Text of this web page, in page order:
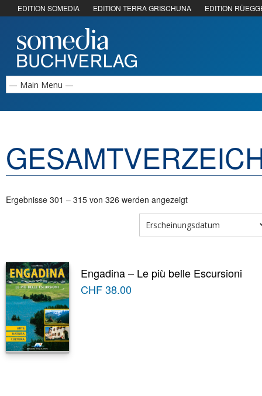
EDITION SOMEDIA EDITION TERRA GRISCHUNA EDITION
Ergebnisse 301 – 315 von 326 werden angezeigt
Engadina – Le più belle Escursioni
CHF38.00